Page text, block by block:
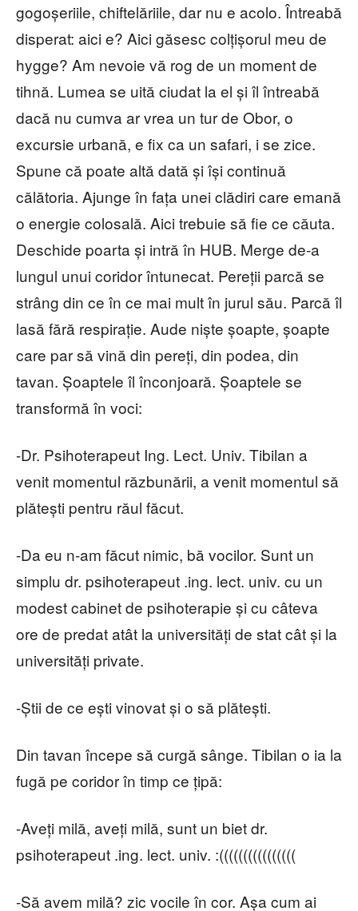
gogoșeriile, chiftelăriile, dar nu e acolo. Întreabă
disperat: aici e? Aici găsesc colțișorul meu de
hygge? Am nevoie vă rog de un moment de
tihnă. Lumea se uită ciudat la el și îl întreabă
dacă nu cumva ar vrea un tur de Obor, o
excursie urbană, e fix ca un safari, i se zice.
Spune că poate altă dată și își continuă
călătoria. Ajunge în fața unei clădiri care emană
o energie colosală. Aici trebuie să fie ce căuta.
Deschide poarta și intră în HUB. Merge de-a
lungul unui coridor întunecat. Pereții parcă se
strâng din ce în ce mai mult în jurul său. Parcă îl
lasă fără respirație. Aude niște șoapte, șoapte
care par să vină din pereți, din podea, din
tavan. Șoaptele îl înconjoară. Șoaptele se
transformă în voci:
-Dr. Psihoterapeut Ing. Lect. Univ. Tibilan a
venit momentul răzbunării, a venit momentul să
plătești pentru răul făcut.
-Da eu n-am făcut nimic, bă vocilor. Sunt un
simplu dr. psihoterapeut .ing. lect. univ. cu un
modest cabinet de psihoterapie și cu câteva
ore de predat atât la universități de stat cât și la
universități private.
-Știi de ce ești vinovat și o să plătești.
Din tavan începe să curgă sânge. Tibilan o ia la
fugă pe coridor în timp ce țipă:
-Aveți milă, aveți milă, sunt un biet dr.
psihoterapeut .ing. lect. univ. :((((((((((((((((
-Să avem milă? zic vocile în cor. Așa cum ai